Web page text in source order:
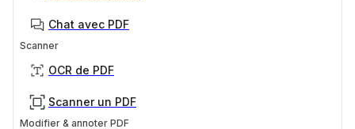
Chat avec PDF
Scanner
OCR de PDF
Scanner un PDF
Modifier & annoter PDF